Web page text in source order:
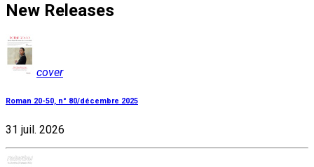
New Releases
cover
Roman 20-50, n° 80/décembre 2025
31 juil. 2026